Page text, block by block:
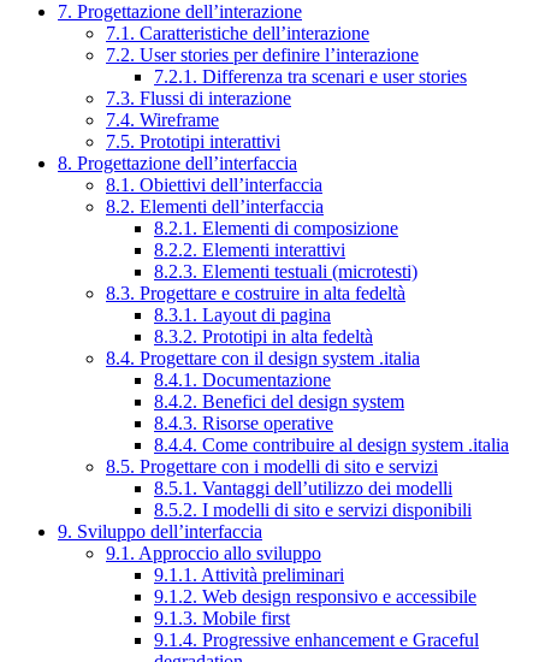
7. Progettazione dell’interazione
7.1. Caratteristiche dell’interazione
7.2. User stories per definire l’interazione
7.2.1. Differenza tra scenari e user stories
7.3. Flussi di interazione
7.4. Wireframe
7.5. Prototipi interattivi
8. Progettazione dell’interfaccia
8.1. Obiettivi dell’interfaccia
8.2. Elementi dell’interfaccia
8.2.1. Elementi di composizione
8.2.2. Elementi interattivi
8.2.3. Elementi testuali (microtesti)
8.3. Progettare e costruire in alta fedeltà
8.3.1. Layout di pagina
8.3.2. Prototipi in alta fedeltà
8.4. Progettare con il design system .italia
8.4.1. Documentazione
8.4.2. Benefici del design system
8.4.3. Risorse operative
8.4.4. Come contribuire al design system .italia
8.5. Progettare con i modelli di sito e servizi
8.5.1. Vantaggi dell’utilizzo dei modelli
8.5.2. I modelli di sito e servizi disponibili
9. Sviluppo dell’interfaccia
9.1. Approccio allo sviluppo
9.1.1. Attività preliminari
9.1.2. Web design responsivo e accessibile
9.1.3. Mobile first
9.1.4. Progressive enhancement e Graceful